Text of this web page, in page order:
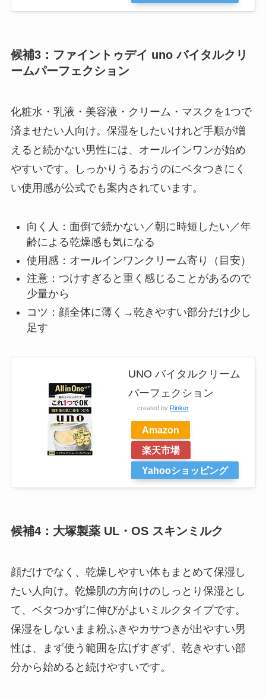
候補3：ファイントゥデイ uno バイタルクリ
ームパーフェクション
化粧水・乳液・美容液・クリーム・マスクを1つで
済ませたい人向け。保湿をしたいけれど手順が増
えると続かない男性には、オールインワンが始め
やすいです。しっかりうるおうのにベタつきにく
い使用感が公式でも案内されています。
向く人：面倒で続かない／朝に時短したい／年
齢による乾燥感も気になる
使用感：オールインワンクリーム寄り（目安）
注意：つけすぎると重く感じることがあるので
少量から
コツ：顔全体に薄く→乾きやすい部分だけ少し
足す
UNO バイタルクリーム
パーフェクション
created by Rinker
Amazon
楽天市場
Yahooショッピング
候補4：大塚製薬 UL・OS スキンミルク
顔だけでなく、乾燥しやすい体もまとめて保湿し
たい人向け。乾燥肌の方向けのしっとり保湿とし
て、ベタつかずに伸びがよいミルクタイプです。
保湿をしないまま粉ふきやカサつきが出やすい男
性は、まず使う範囲を広げすぎず、乾きやすい部
分から始めると続けやすいです。